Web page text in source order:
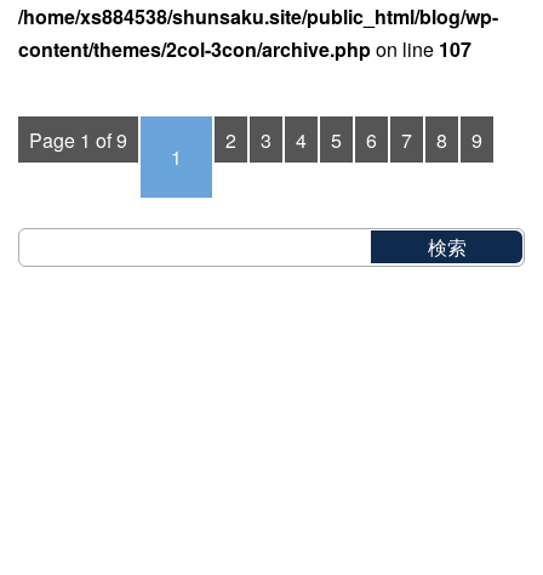
/home/xs884538/shunsaku.site/public_html/blog/wp-
content/themes/2col-3con/archive.phpon line 107
Page 1 of 9
1
2 3 4 5 6 7 8 9